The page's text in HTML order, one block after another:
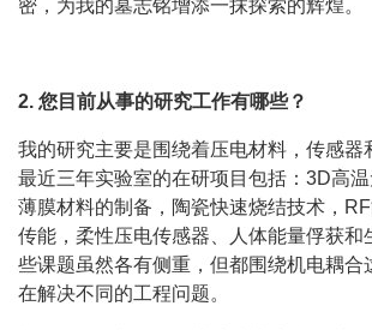
密，为我的墓志铭增添一抹探索的辉煌。
2. 您目前从事的研究工作有哪些？
我的研究主要是围绕着压电材料，传感器
最近三年实验室的在研项目包括：3D高
薄膜材料的制备，陶瓷快速烧结技术，
传能，柔性压电传感器、人体能量俘获和
些课题虽然各有侧重，但都围绕机电耦合
在解决不同的工程问题。